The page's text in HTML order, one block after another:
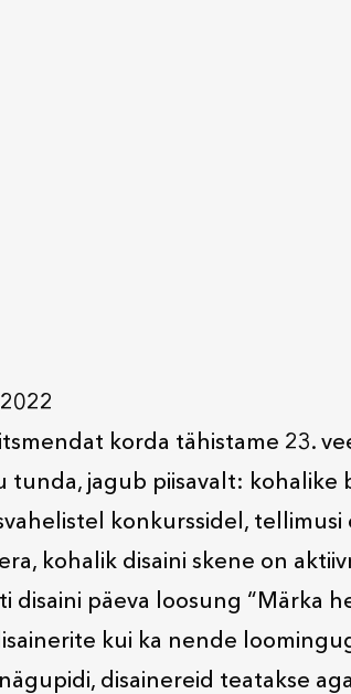
korda tähistame 23.
tunda, jagub piisavalt:
konkurssidel,
kohalik disaini skene on
disaini päeva loosung “Märka
kui ka nende
disainereid teatakse